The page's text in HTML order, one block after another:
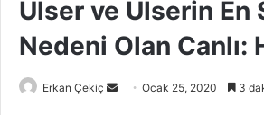
Ülser ve Ülserin En
Nedeni Olan Canlı:
Erkan Çekiç
Bir
Ocak 25, 2020 3